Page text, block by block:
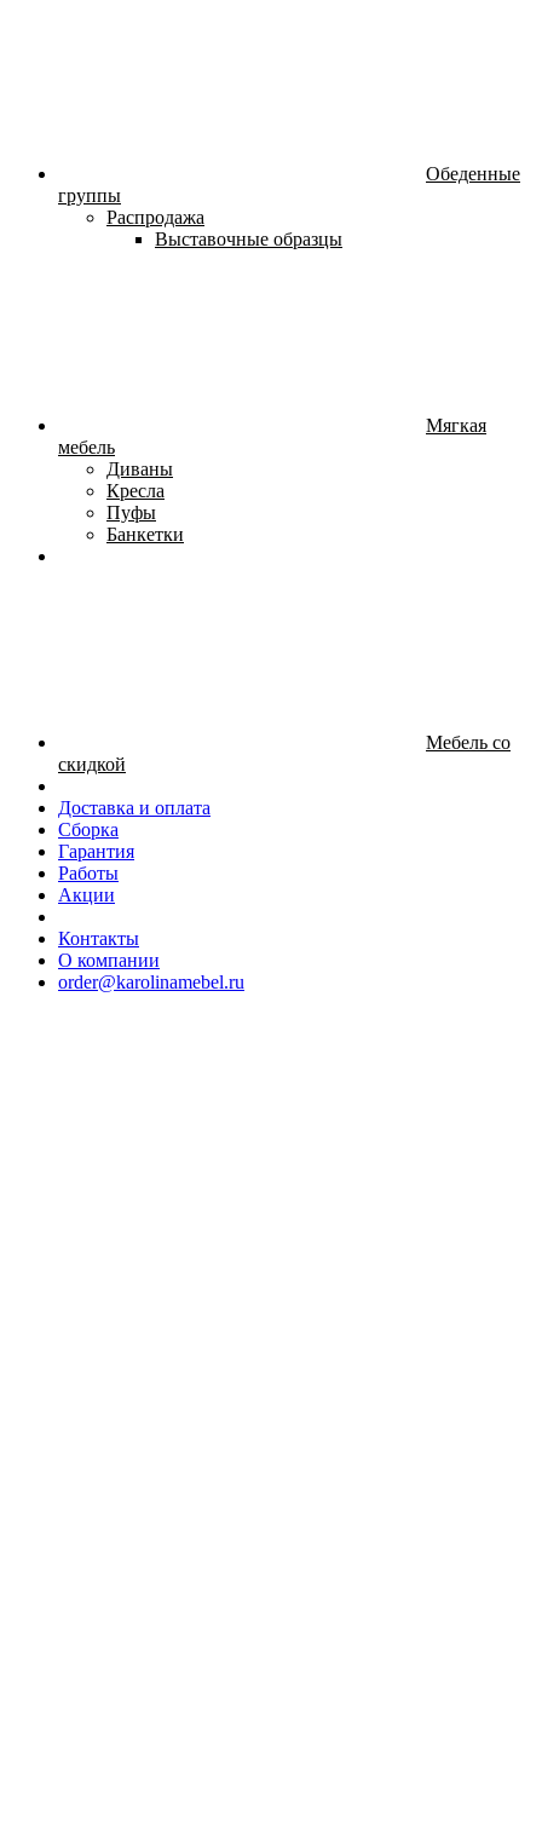
Обеденные
группы
Распродажа
Выставочные образцы
Мягкая
мебель
Диваны
Кресла
Пуфы
Банкетки
Мебель со
скидкой
Доставка и оплата
Сборка
Гарантия
Работы
Акции
Контакты
О компании
order@karolinamebel.ru